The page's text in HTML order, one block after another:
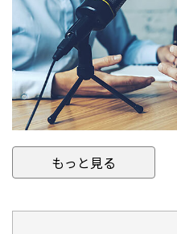
もっと見る